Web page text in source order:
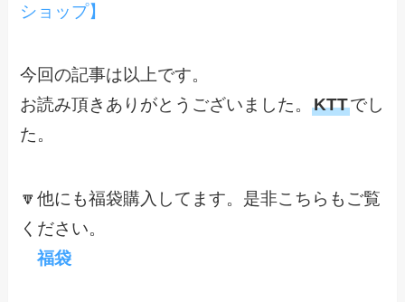
ショップ】
今回の記事は以上です。
お読み頂きありがとうございました。KTTでし
た。
🔽他にも福袋購入してます。是非こちらもご覧
ください。
福袋